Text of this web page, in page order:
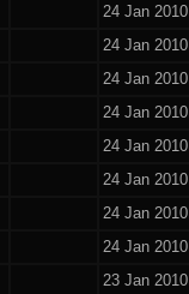
24 Jan 2010
24 Jan 2010
24 Jan 2010
24 Jan 2010
24 Jan 2010
24 Jan 2010
24 Jan 2010
24 Jan 2010
23 Jan 2010